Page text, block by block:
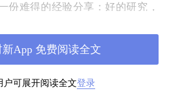
份难得的经验分享：好的研究，
●
户可展开阅读全文登录
App 免费阅读全文